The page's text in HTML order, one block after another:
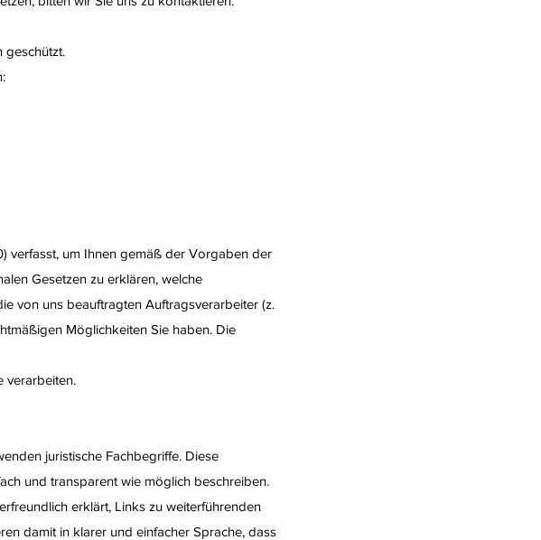
geschützt.
verfasst, um Ihnen gemäß der Vorgaben der
Gesetzen zu erklären, welche
von uns beauftragten Auftragsverarbeiter (z.
Möglichkeiten Sie haben. Die
verarbeiten.
juristische Fachbegriffe. Diese
und transparent wie möglich beschreiben.
erklärt, Links zu weiterführenden
damit in klarer und einfacher Sprache, dass